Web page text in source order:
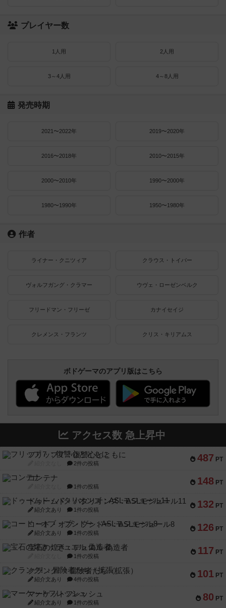
プレイヤー数
1人用 2人用
3～4人用 4～8人用
発売時期
2021〜2022年 2019〜2020年
2016〜2018年 2010〜2015年
2000〜2010年 1990〜2000年
1980〜1990年 1950〜1980年
作者
ライナー・クニツィア クラウス・トイバー
ヴォルフガング・クラマー ウヴェ・ローゼンベルク
フリードマン・フリーゼ カナイセイジ
クレメンス・フランツ クリス・キリアムス
ボドゲーマのアプリ版はこちら
アクセス数 急上昇中
487 PT
フリップ７：復讐心とともに
2件の投稿
148 PT
コンテナ
1件の投稿
132 PT
ドゥームド・バタリオンズ：ASLモジュール11
紹介文あり 1件の投稿
126 PT
コード・オブ・ブシドー：ASLモジュール8
紹介文あり 1件の投稿
117 PT
宝石の煌き：デュエル 偽造者
1件の投稿
101 PT
クランク! ：冒険者たち（拡張）
紹介文あり 4件の投稿
80 PT
マーケットフレッシュ
紹介文あり 1件の投稿